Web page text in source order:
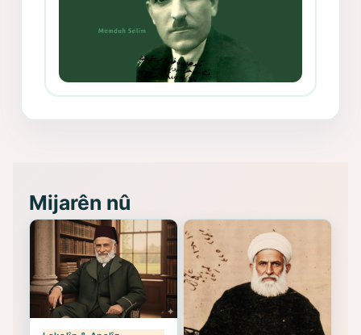
(Hoybun)’un Kuruluş Çalışmaları- 8
Mijarên nû